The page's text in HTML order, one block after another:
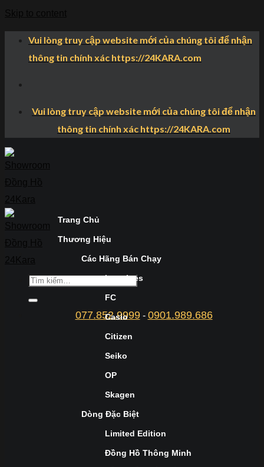
Vui lòng truy cập website mới của chúng tôi để nhận
thông tin chính xác https://24KARA.com
Vui lòng truy cập website mới của chúng tôi để nhận
thông tin chính xác https://24KARA.com
077.852.9999- 0901.989.686
Trang Chủ
Thương Hiệu
Các Hãng Bán Chạy
Longines
FC
Casio
Citizen
Seiko
OP
Skagen
Dòng Đặc Biệt
Limited Edition
Đồng Hồ Thông Minh